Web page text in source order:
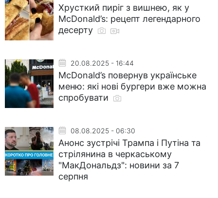
Хрусткий пиріг з вишнею, як у
McDonald’s: рецепт легендарного
десерту
20.08.2025 - 16:44
McDonald’s повернув українське
меню: які нові бургери вже можна
спробувати
08.08.2025 - 06:30
Анонс зустрічі Трампа і Путіна та
стрілянина в черкаському
"МакДональдз": новини за 7
серпня